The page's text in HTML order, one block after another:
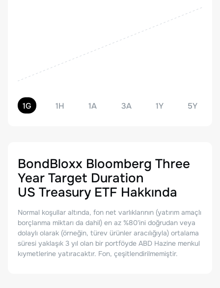
1G 1H 1A 3A 1Y 5Y
BondBloxx Bloomberg Three
Year Target Duration
US Treasury ETF Hakkında
Normal koşullar altında, fon net varlıklarının (yatırım amaçlı
borçlanma miktarı da dahil) en az %80'ini doğrudan veya
dolaylı olarak (örneğin, türev ürünler aracılığıyla) ortalama
süresi yaklaşık 3 yıl olan bir portföyde ABD Hazine menkul
kıymetlerine yatıracaktır. Fon, çeşitlendirilmemiştir.